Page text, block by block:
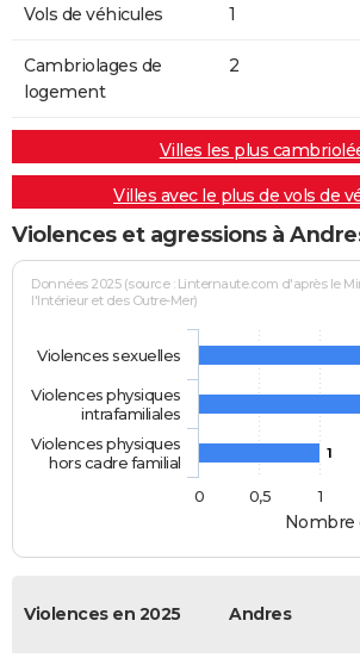
Vols de véhicules 1
Cambriolages de
logement
2
Villes les plus
Villes avec le plus de vols de
Violences et agressions à
Nombre
Données 2025 (source : Linternaute.com d'après le
l'Intérieur et des Outre-Mer)
1
Violences sexuelles
Violences physiques
intrafamiliales
Violences physiques
hors cadre familial
0
0,5 1
Violences en 2025 Andres